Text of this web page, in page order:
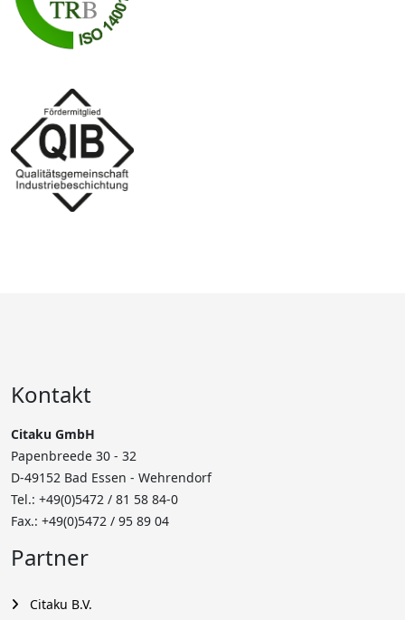
Kontakt
Citaku GmbH
Papenbreede 30 - 32
D-49152 Bad Essen - Wehrendorf
Tel.: +49(0)5472 / 81 58 84-0
Fax.: +49(0)5472 / 95 89 04
Partner
Citaku B.V.